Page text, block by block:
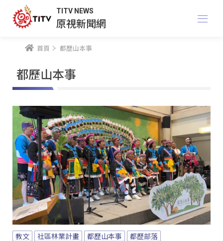
TITV NEWS
原視新聞網
首頁 都歷山本事
都歷山本事
教文 社區林業計畫 都歷山本事 都歷部落